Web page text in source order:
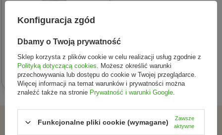
Centella Unscented Serum
ekstraktem z wąkroty
azjatyckiej 15ml
20,98 zł
ZAPISZ SIĘ DO NEWSLETTERA
Konfiguracja zgód
Dbamy o Twoją prywatność
Sklep korzysta z plików cookie w celu realizacji usług zgodnie z
Polityką dotyczącą cookies . Możesz określić warunki
przechowywania lub dostępu do cookie w Twojej przeglądarce.
Więcej informacji na temat warunków i prywatności można
znaleźć także na stronie Prywatność i warunki Google
Funkcjonalne pliki cookie (wymagane)
Zawsze
aktywne